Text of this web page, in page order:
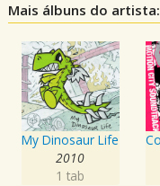
Mais álbuns do artista:
My Dinosaur Life
2010
1 tab